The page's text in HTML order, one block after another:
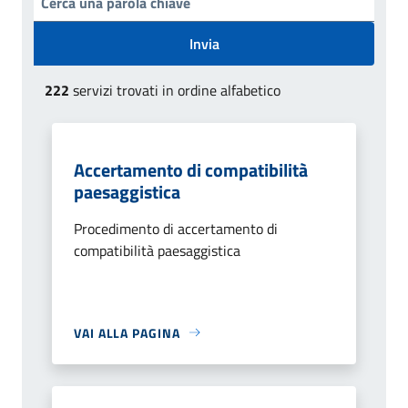
Invia
222 servizi trovati in ordine alfabetico
Accertamento di compatibilità
paesaggistica
Procedimento di accertamento di
compatibilità paesaggistica
VAI ALLA PAGINA